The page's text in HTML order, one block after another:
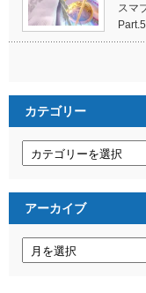
スマ
カテゴリー
アーカイブ